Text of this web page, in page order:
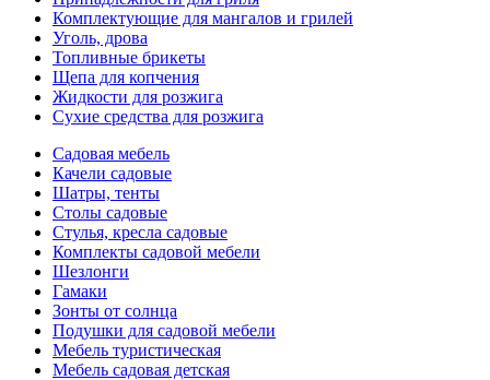
Комплектующие для мангалов и грилей
Уголь, дрова
Топливные брикеты
Щепа для копчения
Жидкости для розжига
Сухие средства для розжига
Садовая мебель
Качели садовые
Шатры, тенты
Столы садовые
Стулья, кресла садовые
Комплекты садовой мебели
Шезлонги
Гамаки
Зонты от солнца
Подушки для садовой мебели
Мебель туристическая
Мебель садовая детская